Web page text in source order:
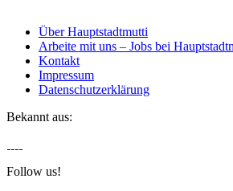
Über Hauptstadtmutti
Arbeite mit uns – Jobs bei
Kontakt
Impressum
Datenschutzerklärung
Bekannt aus:
Follow us!